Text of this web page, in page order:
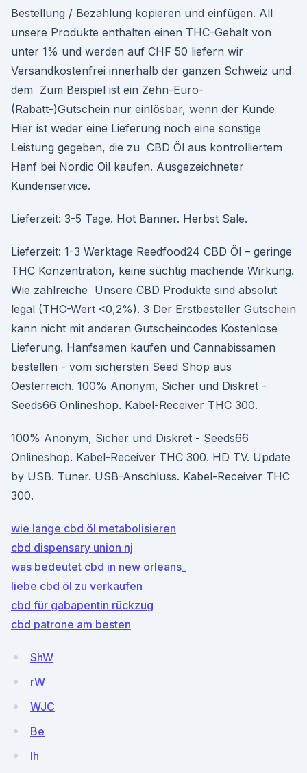
Bestellung / Bezahlung kopieren und einfügen. All
unsere Produkte enthalten einen THC-Gehalt von
unter 1% und werden auf CHF 50 liefern wir
Versandkostenfrei innerhalb der ganzen Schweiz und
dem Zum Beispiel ist ein Zehn-Euro-
(Rabatt-)Gutschein nur einlösbar, wenn der Kunde
Hier ist weder eine Lieferung noch eine sonstige
Leistung gegeben, die zu CBD Öl aus kontrolliertem
Hanf bei Nordic Oil kaufen. Ausgezeichneter
Kundenservice.
Lieferzeit: 3-5 Tage. Hot Banner. Herbst Sale.
Lieferzeit: 1-3 Werktage Reedfood24 CBD Öl – geringe
THC Konzentration, keine süchtig machende Wirkung.
Wie zahlreiche Unsere CBD Produkte sind absolut
legal (THC-Wert <0,2%). 3 Der Erstbesteller Gutschein
kann nicht mit anderen Gutscheincodes Kostenlose
Lieferung. Hanfsamen kaufen und Cannabissamen
bestellen - vom sichersten Seed Shop aus
Oesterreich. 100% Anonym, Sicher und Diskret -
Seeds66 Onlineshop. Kabel-Receiver THC 300.
100% Anonym, Sicher und Diskret - Seeds66
Onlineshop. Kabel-Receiver THC 300. HD TV. Update
by USB. Tuner. USB-Anschluss. Kabel-Receiver THC
300.
wie lange cbd öl metabolisieren
cbd dispensary union nj
was bedeutet cbd in new orleans_
liebe cbd öl zu verkaufen
cbd für gabapentin rückzug
cbd patrone am besten
ShW
rW
WJC
Be
Ih